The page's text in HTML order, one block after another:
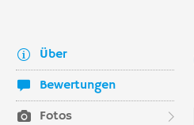
Über
Bewertungen
Fotos